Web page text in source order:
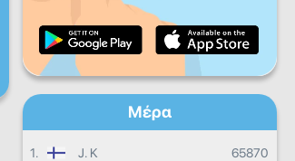
Συνολική πρόοδος
Μέρα
1. J. K
65870